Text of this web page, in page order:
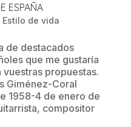
ESPAÑA
Estilo de vida
de destacados
que me gustaría
propuestas.
Giménez-Coral
1958-4 de enero de
compositor